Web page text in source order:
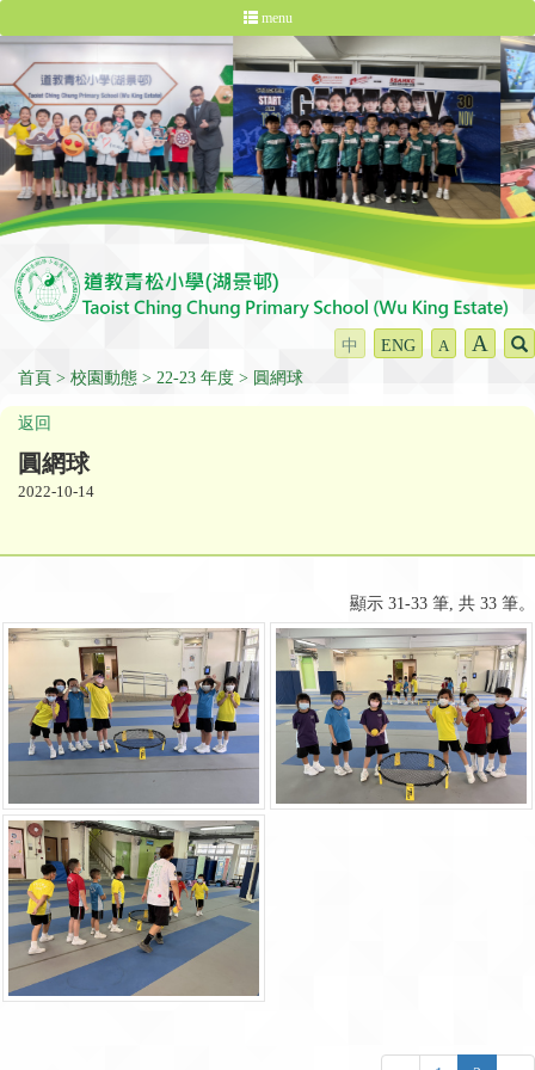
menu
中 ENG A A
首頁 校園動態 22-23 年度 圓網球
返回
圓網球
2022-10-14
顯示 31-33 筆, 共 33 筆。